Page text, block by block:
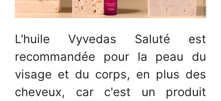
L'huile Vyvedas Saluté est
recommandée pour la peau du
visage et du corps, en plus des
cheveux, car c'est un produit